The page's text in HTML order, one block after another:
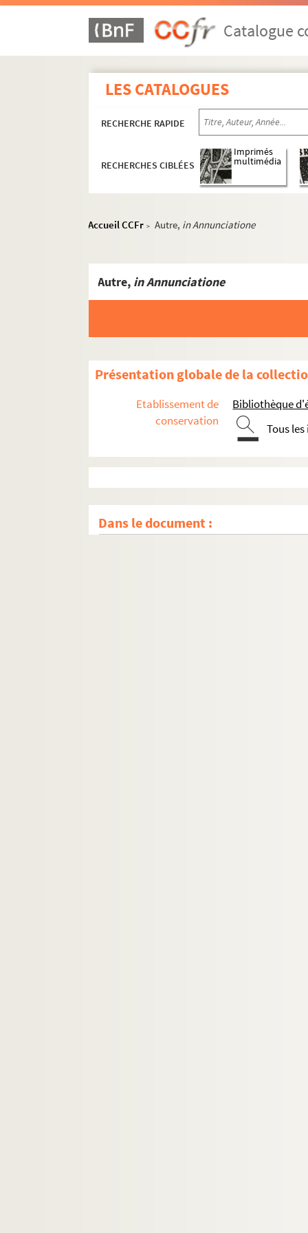
Catalogue
LES CATALOGUES
RECHERCHE RAPIDE
RECHERCHES CIBLÉES
Imprimés
multimédia
Accueil CCFr > Autre, in Annunciatione
Autre, in Annunciatione
Présentation globale de la
Etablissement de
conservation
Bibliothèque
Tous
Dans le document :